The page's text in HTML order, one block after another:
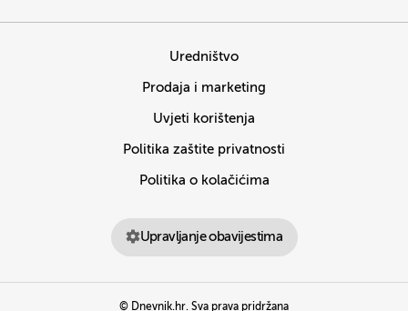
Uredništvo
Prodaja i marketing
Uvjeti korištenja
Politika zaštite privatnosti
Politika o kolačićima
Upravljanje obavijestima
© Dnevnik.hr. Sva prava pridržana